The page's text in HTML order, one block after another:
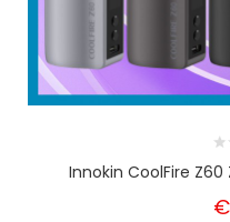
Innokin CoolFire